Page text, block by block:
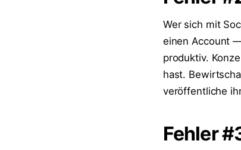
Wer sich mit
einen Account
produktiv.
hast.
veröffentliche
Fehler